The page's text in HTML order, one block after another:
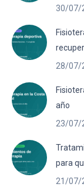
30/07/
28/07/
año
23/07/
para
21/07/